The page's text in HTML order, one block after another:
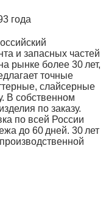
года
и запасных частей
рынке более 30 лет,
точные
слайсерные
В собственном
по заказу.
по всей России
до 60 дней. 30 лет